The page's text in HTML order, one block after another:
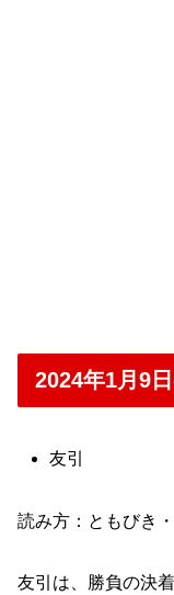
2024年1月9
友引
読み方：ともびき
友引は、勝負の決